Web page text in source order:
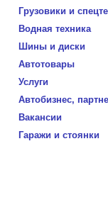
Грузовики и
Водная техника
Шины и диски
Автотовары
Услуги
Автобизнес,
Вакансии
Гаражи и стоянки